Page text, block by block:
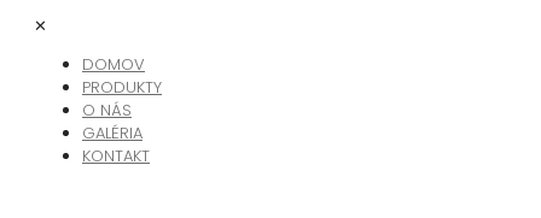
✕
DOMOV
PRODUKTY
O NÁS
GALÉRIA
KONTAKT